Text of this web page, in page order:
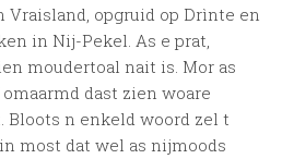
Vraisland, opgruid op Drìnte en
in Nij-Pekel. As e prat,
moudertoal nait is. Mor as
dast zien woare
Bloots n enkeld woord zel t
most dat wel as nijmoods